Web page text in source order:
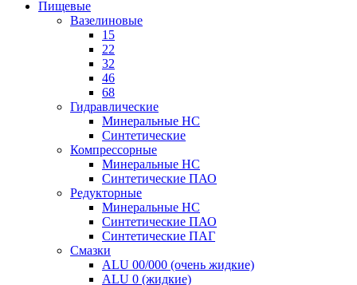
Пищевые
Вазелиновые
15
22
32
46
68
Гидравлические
Минеральные HC
Синтетические
Компрессорные
Минеральные HC
Синтетические ПАО
Редукторные
Минеральные HC
Синтетические ПАО
Синтетические ПАГ
Смазки
ALU 00/000 (очень жидкие)
ALU 0 (жидкие)